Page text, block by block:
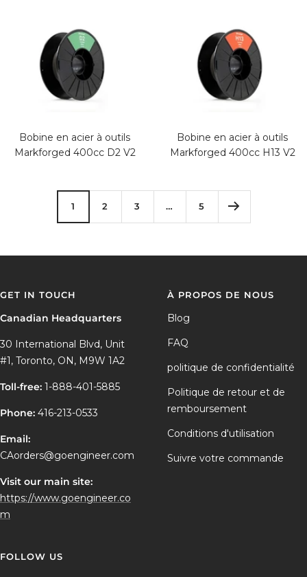
Bobine en acier à outils
Markforged 400cc D2 V2
Bobine en acier à outils
Markforged 400cc H13 V2
1 2 3 … 5
GET IN TOUCH
Canadian Headquarters
30 International Blvd, Unit
#1, Toronto, ON, M9W 1A2
Toll-free: 1-888-401-5885
Phone: 416-213-0533
Email:
CAorders@goengineer.com
Visit our main site:
https://www.goengineer.co
m
À PROPOS DE NOUS
Blog
FAQ
politique de confidentialité
Politique de retour et de
remboursement
Conditions d'utilisation
Suivre votre commande
FOLLOW US